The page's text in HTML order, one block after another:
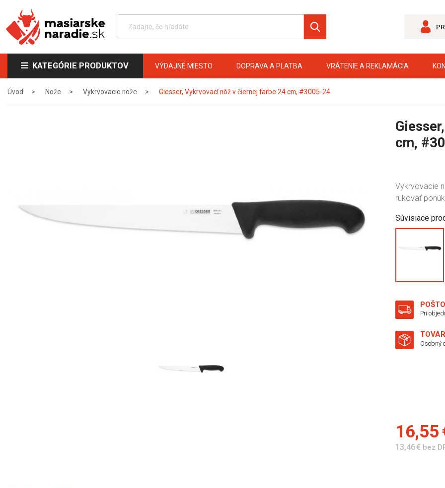
KATEGÓRIE PRODUKTOV VÝDAJNÉ MIESTO DOPRAVA A PLATBA VRÁTENIE A REKLAMÁCIA
Úvod Nože Vykrvovacie nože Giesser, Vykrvovací nôž v čiernej farbe 24 cm, #3005-24
cm,
Vykrvovacie
rukoväť
Súvisiace
Pri
Osobný
13,46 € bez